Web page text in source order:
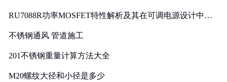
RU7088R功率MOSFET特性解析及其在可调电源设计中的
不锈钢通风 管道施工
201不锈钢重量计算方法大全
M20螺纹大径和小径是多少